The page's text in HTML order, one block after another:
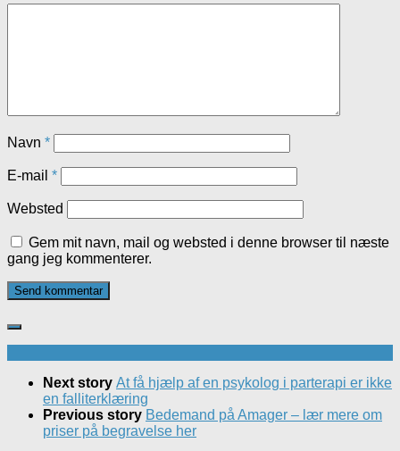
Navn *
E-mail *
Websted
Gem mit navn, mail og websted i denne browser til næste
gang jeg kommenterer.
Next story At få hjælp af en psykolog i parterapi er ikke
en falliterklæring
Previous story Bedemand på Amager – lær mere om
priser på begravelse her